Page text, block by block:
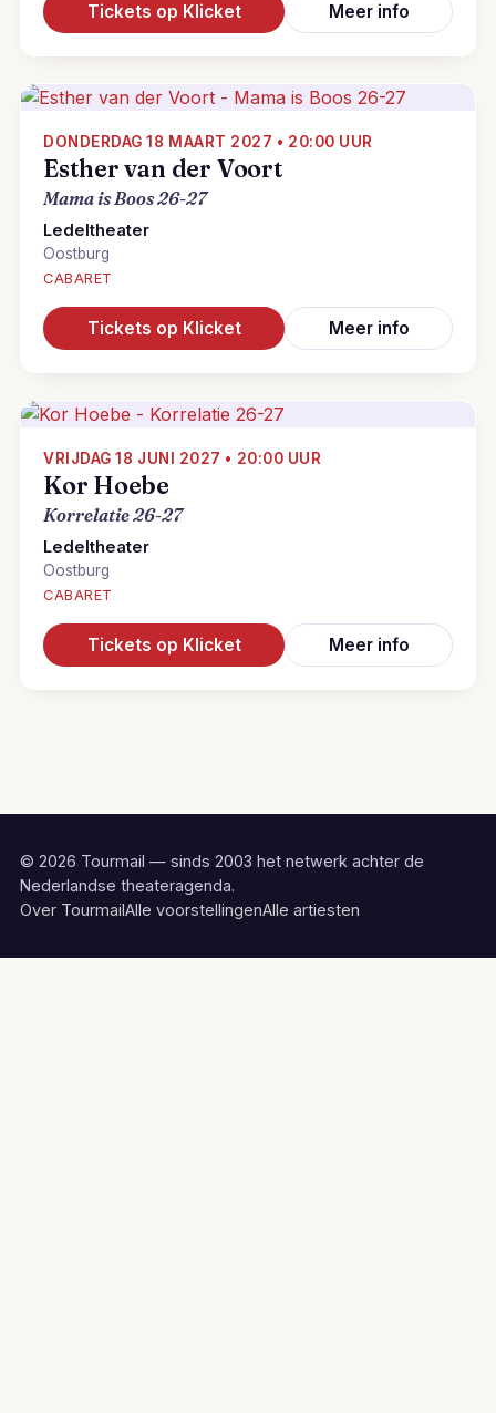
Tickets op Klicket Meer info
DONDERDAG 18 MAART 2027 • 20:00 UUR
Esther van der Voort
Mama is Boos 26-27
Ledeltheater
Oostburg
CABARET
Tickets op Klicket Meer info
VRIJDAG 18 JUNI 2027 • 20:00 UUR
Kor Hoebe
Korrelatie 26-27
Ledeltheater
Oostburg
CABARET
Tickets op Klicket Meer info
© 2026 Tourmail — sinds 2003 het netwerk achter de
Nederlandse theateragenda.
Over TourmailAlle voorstellingenAlle artiesten